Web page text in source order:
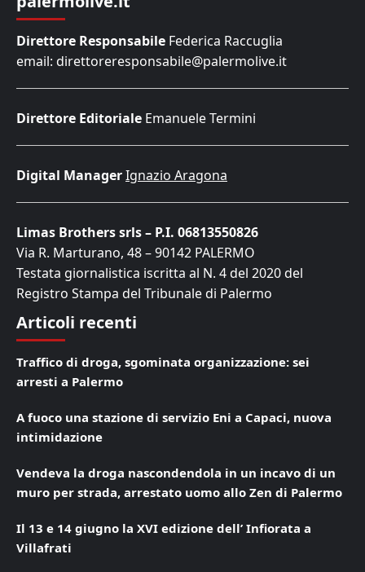
Direttore Responsabile Federica Raccuglia
email: direttoreresponsabile@palermolive.it
Direttore Editoriale Emanuele Termini
Digital ManagerIgnazio Aragona
Limas Brothers srls – P.I. 06813550826
Via R. Marturano, 48 – 90142 PALERMO
Testata giornalistica iscritta al N. 4 del 2020 del
Registro Stampa del Tribunale di Palermo
Articoli recenti
Traffico di droga, sgominata organizzazione: sei
arresti a Palermo
A fuoco una stazione di servizio Eni a Capaci, nuova
intimidazione
Vendeva la droga nascondendola in un incavo di un
muro per strada, arrestato uomo allo Zen di Palermo
Il 13 e 14 giugno la XVI edizione dell’ Infiorata a
Villafrati